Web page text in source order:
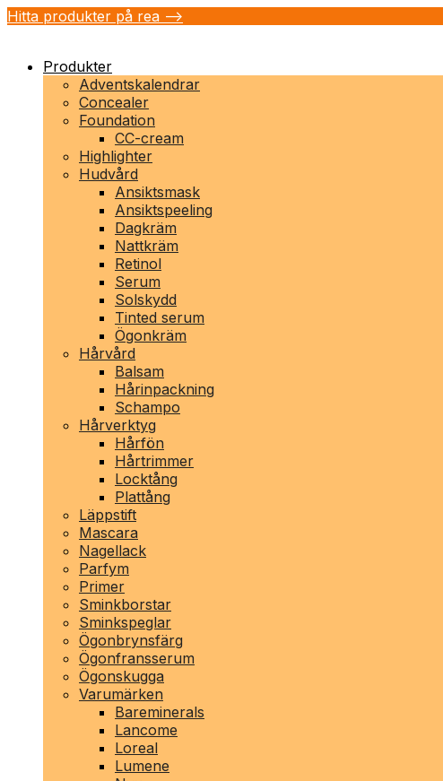
Hitta produkter på rea -->
Produkter
Adventskalendrar
Concealer
Foundation
CC-cream
Highlighter
Hudvård
Ansiktsmask
Ansiktspeeling
Dagkräm
Nattkräm
Retinol
Serum
Solskydd
Tinted serum
Ögonkräm
Hårvård
Balsam
Hårinpackning
Schampo
Hårverktyg
Hårfön
Hårtrimmer
Locktång
Plattång
Läppstift
Mascara
Nagellack
Parfym
Primer
Sminkborstar
Sminkspeglar
Ögonbrynsfärg
Ögonfransserum
Ögonskugga
Varumärken
Bareminerals
Lancome
Loreal
Lumene